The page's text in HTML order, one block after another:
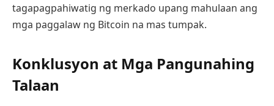
tagapagpahiwatig ng merkado upang mahulaan ang
mga paggalaw ng Bitcoin na mas tumpak.
Konklusyon at Mga Pangunahing
Talaan